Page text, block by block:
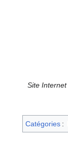
Site Internet
Catégories :